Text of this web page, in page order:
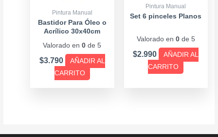
Pintura Manual
Bastidor Para Óleo o
Acrílico 30x40cm
Valorado en0 de 5
$3.790
AÑADIR AL
CARRITO
Pintura Manual
Set 6 pinceles Planos
Valorado en 0de 5
$2.990
AÑADIR AL
CARRITO